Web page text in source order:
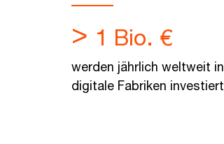
> 1 Bio. €
werden jährlich weltweit in
digitale Fabriken investiert